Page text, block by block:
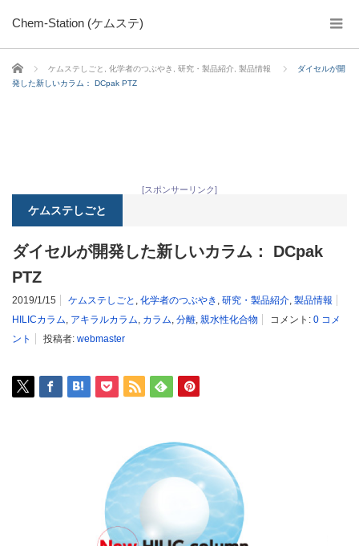
Chem-Station (ケムステ)
ホーム ケムステしごと 化学者のつぶやき 研究・製品紹介 製品情報
ダイセルが開
発した新しいカラム： DCpak PTZ
[スポンサーリンク]
ケムステしごと
ダイセルが開発した新しいカラム： DCpak
PTZ
2019/1/15 ケムステしごと , 化学者のつぶやき , 研究・製品紹介, 製品情報
HILICカラム, アキラルカラム, カラム, 分離, 親水性化合物 コメント: 0 コメ
ント
投稿者: webmaster